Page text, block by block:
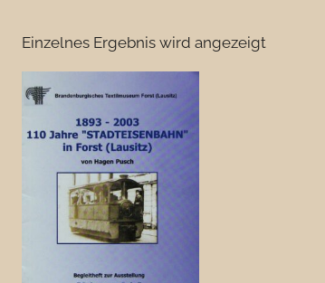
Einzelnes Ergebnis wird angezeigt